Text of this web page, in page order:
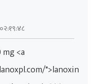
<a
">lanoxin